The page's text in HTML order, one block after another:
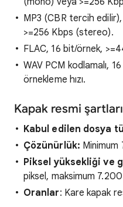
MP3 (CBR tercih
>=256 Kbps (stereo).
FLAC, 16 bit/örnek,
WAV PCM kodlamalı,
örnekleme hızı.
Kapak resmi şartları
Kabul edilen dosya
Çözünürlük: Minimum
Piksel yüksekliği ve
piksel, maksimum
Oranlar: Kare kapak